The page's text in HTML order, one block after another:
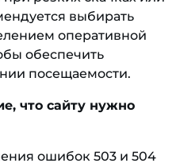
выбирать
оперативной
обеспечить
посещаемости.
что сайту нужно
ошибок 503 и 504